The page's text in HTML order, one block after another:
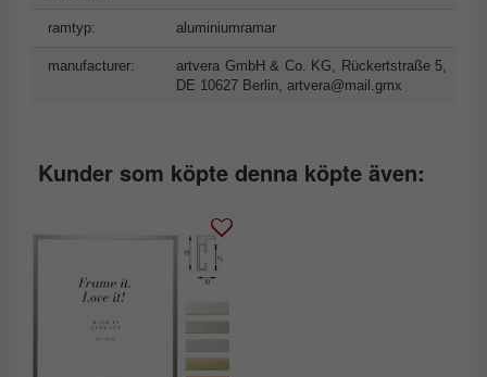
ramtyp: aluminiumramar
manufacturer:
artvera GmbH & Co. KG, Rückertstraße 5,
DE 10627 Berlin, artvera@mail.gmx
Kunder som köpte denna köpte även: